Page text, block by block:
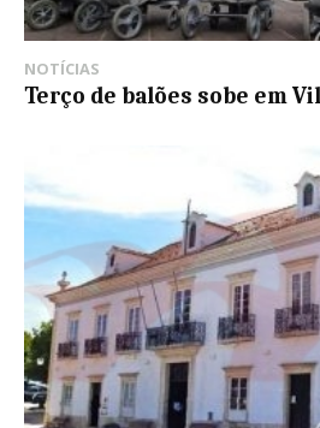
NOTÍCIAS
Terço de balões sobe em